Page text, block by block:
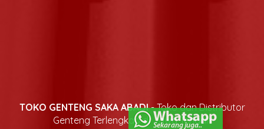
TOKO GENTENG SAKA ABADI- Toko dan Distributor
Genteng Terlengkap di Jawa Tengah